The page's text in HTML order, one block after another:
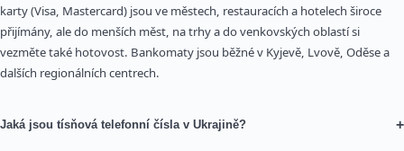
karty (Visa, Mastercard) jsou ve městech, restauracích a hotelech široce
přijímány, ale do menších měst, na trhy a do venkovských oblastí si
vezměte také hotovost. Bankomaty jsou běžné v Kyjevě, Lvově, Oděse a
dalších regionálních centrech.
Jaká jsou tísňová telefonní čísla v Ukrajině? +